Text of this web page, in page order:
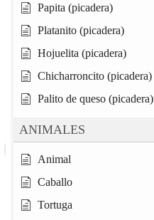
Papita (picadera)
Platanito (picadera)
Hojuelita (picadera)
Chicharroncito (picadera)
Palito de queso (picadera)
ANIMALES
Animal
Caballo
Tortuga